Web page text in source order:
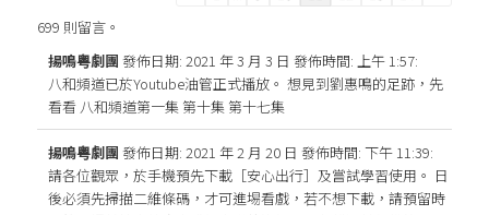
言
板
清
單
導
覽
699 則留言。
揚鳴粤劇團發佈日期: 2021 年 3 月 3 日 發佈時間: 上午 1:57:
八和頻道已於Youtube油管正式播放。 想見到劉惠鳴的足跡，先
看看 八和頻道第一集 第十集 第十七集
揚鳴粤劇團發佈日期: 2021 年 2 月 20 日 發佈時間: 下午 11:39:
請各位觀眾，於手機預先下載［安心出行］及嘗試學習使用。 日
後必須先掃描二維條碼，才可進埸看戲，若不想下載，請預留時